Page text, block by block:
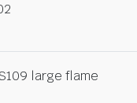
large flame